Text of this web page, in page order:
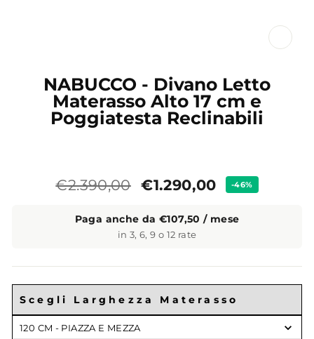
NABUCCO - Divano Letto
Materasso Alto 17 cm e
Poggiatesta Reclinabili
Prezzo
€2.390,00 Prezzo
€1.290,00 -46%
Paga anche da €107,50 / mese
in 3, 6, 9 o 12 rate
Scegli Larghezza Materasso
Larghezza
120 CM - PIAZZA E MEZZA